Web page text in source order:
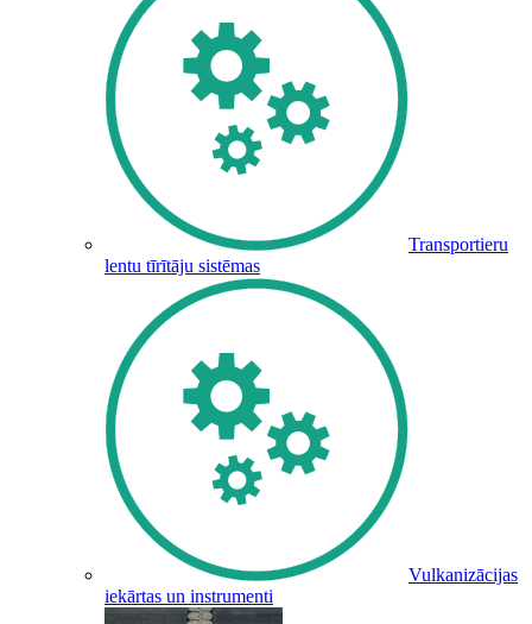
Transportieru
lentu tīrītāju sistēmas
Vulkanizācijas
iekārtas un instrumenti